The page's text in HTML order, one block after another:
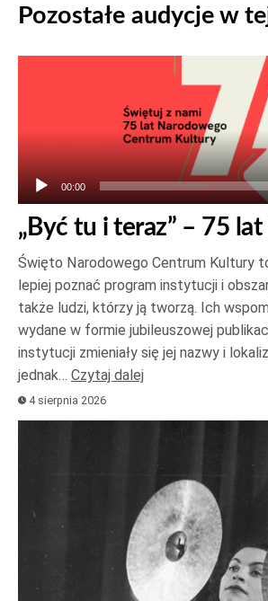
Pozostałe audycje w
00:00
„Być tu i teraz” – 75
Święto Narodowego Centrum Kultury
lepiej poznać program instytucji i
także ludzi, którzy ją tworzą. Ich
wydane w formie jubileuszowej
instytucji zmieniały się jej nazwy i
jednak… Czytaj dalej
4 sierpnia 2026